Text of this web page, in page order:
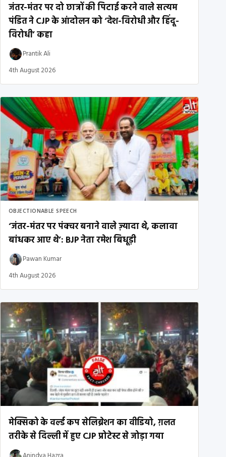
जंतर-मंतर पर दो छात्रों की पिटाई करने वाले सत्यम
पंडित ने CJP के आंदोलन को ‘देश-विरोधी और हिंदू-
विरोधी’ कहा
Prantik Ali
4th August 2026
OBJECTIONABLE SPEECH
‘जंतर-मंतर पर पंक्चर बनाने वाले ज़्यादा थे, कलावा
बांधकर आए थे’: BJP नेता रमेश बिधूड़ी
Pawan Kumar
4th August 2026
मेक्सिको के वर्ल्ड कप सेलिब्रेशन का वीडियो, ग़लत
तरीके से दिल्ली में हुए CJP प्रोटेस्ट से जोड़ा गया